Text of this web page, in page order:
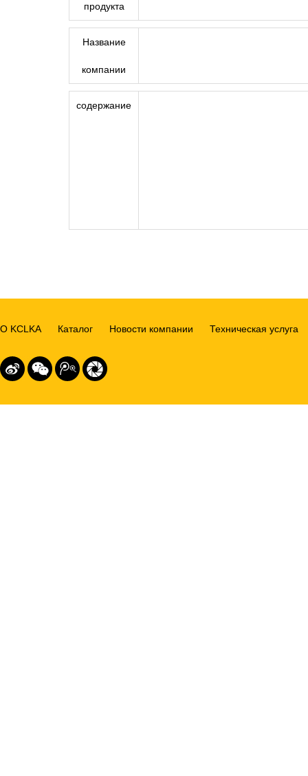
продукта
Название
компании
содержание
О KCLKA Каталог Новости компании Техническая услуга